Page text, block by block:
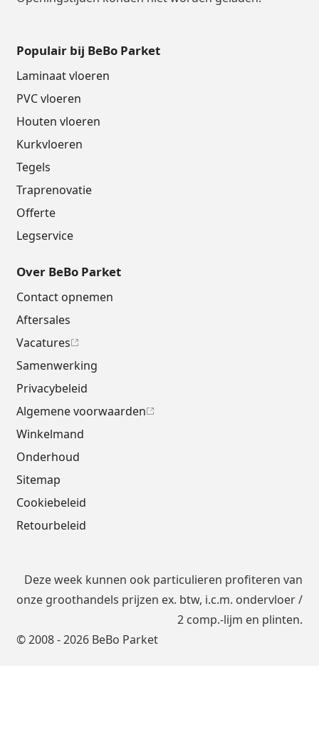
Populair bij BeBo Parket
Laminaat vloeren
PVC vloeren
Houten vloeren
Kurkvloeren
Tegels
Traprenovatie
Offerte
Legservice
Over BeBo Parket
Contact opnemen
Aftersales
Vacatures
Samenwerking
Privacybeleid
Algemene voorwaarden
Winkelmand
Onderhoud
Sitemap
Cookiebeleid
Retourbeleid
© 2008 - 2026 BeBo Parket
Deze week kunnen ook particulieren profiteren van
onze groothandels prijzen ex. btw, i.c.m. ondervloer/
2 comp.-lijm en plinten.